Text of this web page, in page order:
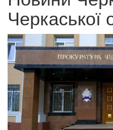
Черкаської